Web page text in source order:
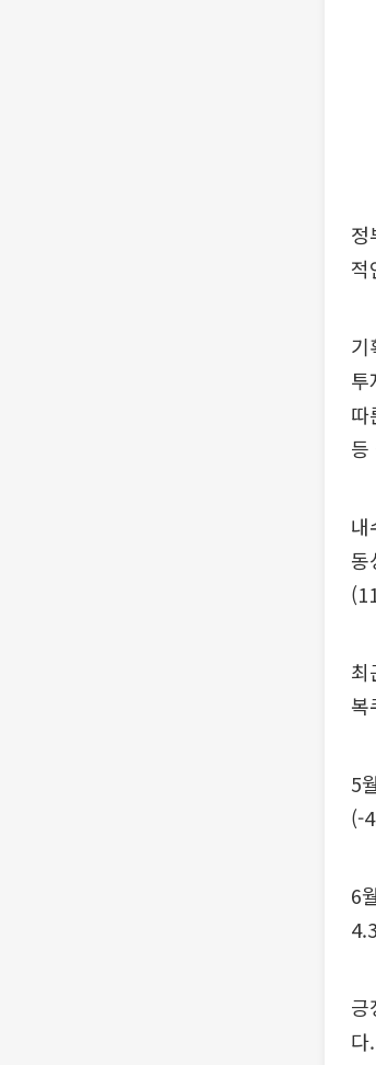
정
적
기
투
따
등
내
동
최
복
5
(-
6
긍
다